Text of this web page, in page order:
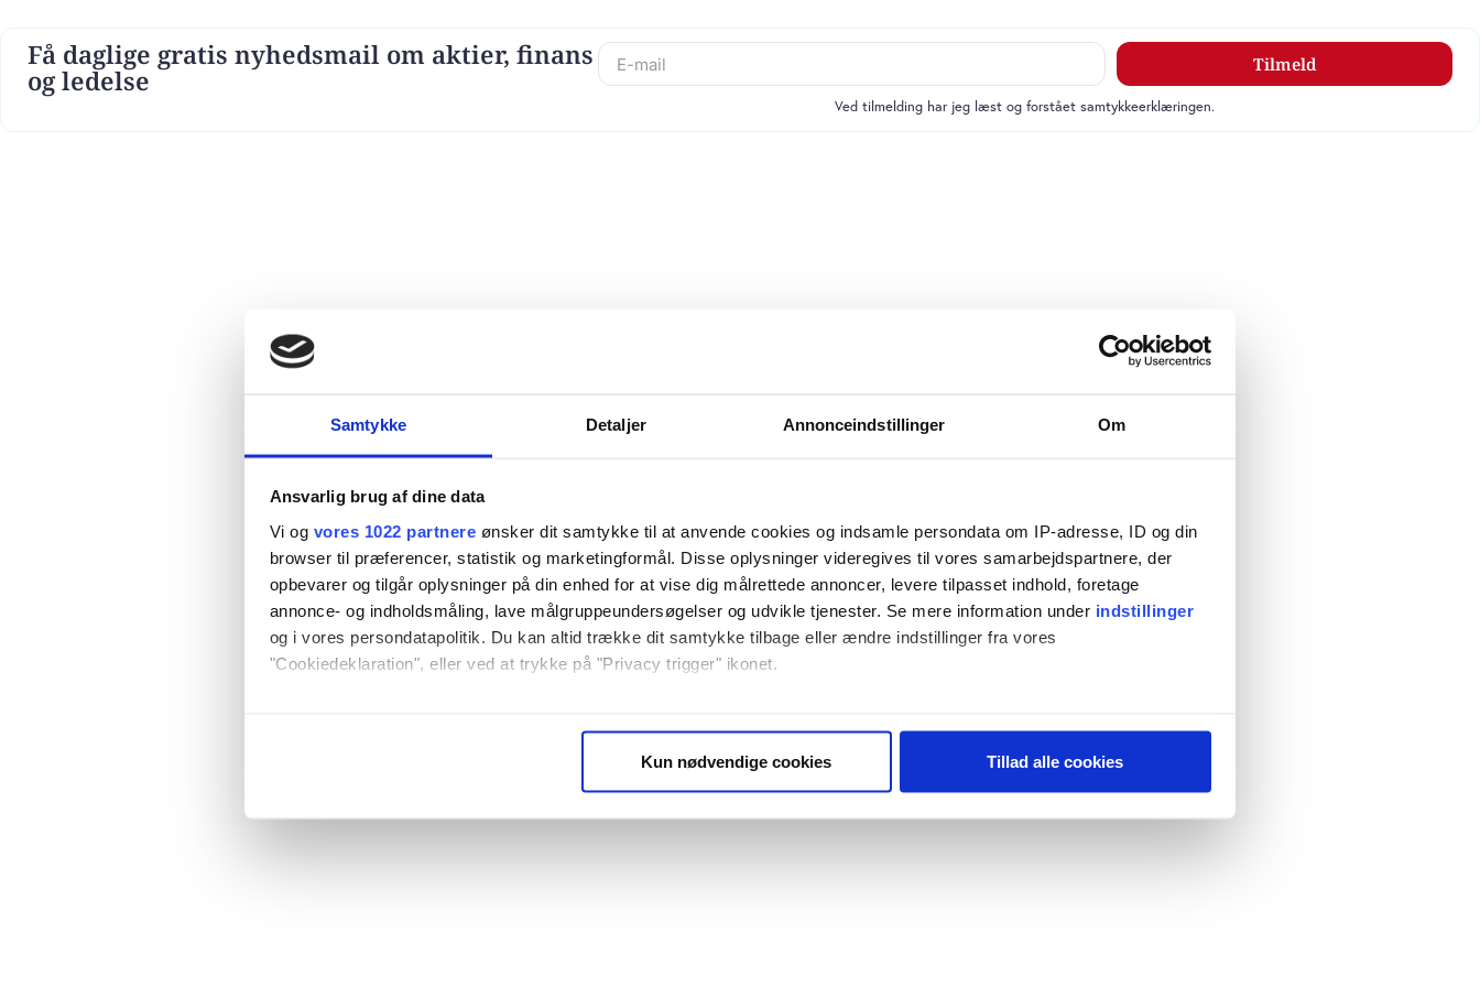
Samtykke Detaljer Annonceindstillinger Om
Ansvarlig brug af dine data
Vi og vores 1022 partnere ønsker dit samtykke til at anvende cookies og indsamle persondata om IP-adresse, ID og din
browser til præferencer, statistik og marketingformål. Disse oplysninger videregives til vores samarbejdspartnere, der
opbevarer og tilgår oplysninger på din enhed for at vise dig målrettede annoncer, levere tilpasset indhold, foretage
annonce- og indholdsmåling, lave målgruppeundersøgelser og udvikle tjenester. Se mere information under indstillinger
og i vores persondatapolitik. Du kan altid trække dit samtykke tilbage eller ændre indstillinger fra vores
"Cookiedeklaration", eller ved at trykke på "Privacy trigger" ikonet.
Identificere din enhed baseret på en scanning af dens unikke karakteristika (fingerprinting)
Kun nødvendige cookies Tillad alle cookies
Få daglige gratis nyhedsmail om aktier, finans
og ledelse
Tilmeld
Ved tilmelding har jeg læst og forstået samtykkeerklæringen.